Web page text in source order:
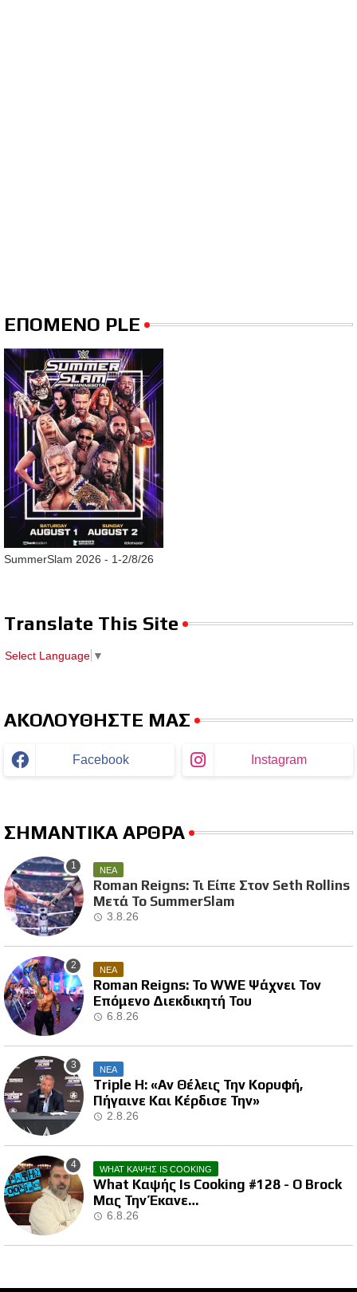
ΕΠΟΜΕΝΟ PLE
SummerSlam 2026 - 1-2/8/26
Translate This Site
Select Language ▼
ΑΚΟΛΟΥΘΗΣΤΕ ΜΑΣ
Facebook Instagram
ΣΗΜΑΝΤΙΚΑ ΑΡΘΡΑ
ΝΕΑ
Roman Reigns: Τι Είπε Στον Seth Rollins
Μετά Το SummerSlam
3.8.26
ΝΕΑ
Roman Reigns: Το WWE Ψάχνει Τον
Επόμενο Διεκδικητή Του
6.8.26
ΝΕΑ
Triple H: «Αν Θέλεις Την Κορυφή,
Πήγαινε Και Κέρδισε Την»
2.8.26
WHAT ΚΑΨΗΣ IS COOKING
What Καψής Is Cooking #128 - Ο Brock
Μας Την Έκανε…
6.8.26